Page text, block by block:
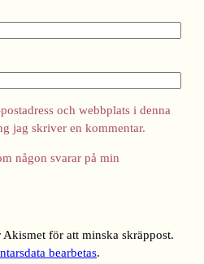
och webbplats i denna
jag skriver en kommentar.
någon svarar på min
för att minska skräppost.
bearbetas.